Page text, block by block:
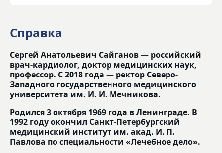
Справка
Сергей Анатольевич Сайганов — российский
врач-кардиолог, доктор медицинских наук,
профессор. С 2018 года — ректор Северо-
Западного государственного медицинского
университета им. И. И. Мечникова.
Родился 3 октября 1969 года в Ленинграде. В
1992 году окончил Санкт-Петербургский
медицинский институт им. акад. И. П.
Павлова по специальности «Лечебное дело».